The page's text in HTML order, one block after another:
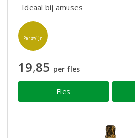
Ideaal bij amuses
Perswijn
19,85 per fles
Fles